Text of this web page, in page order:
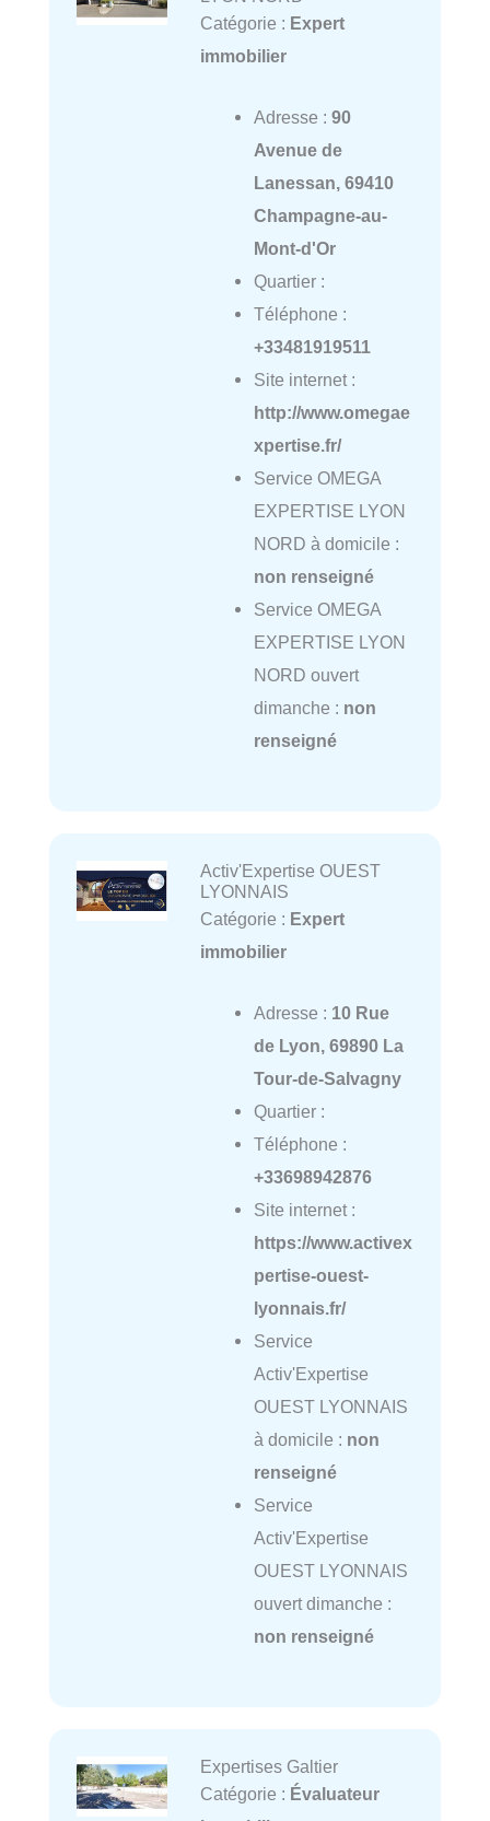
Catégorie : Expert
immobilier
Adresse : 90
Avenue de
Lanessan, 69410
Champagne-au-
Mont-d'Or
Quartier :
Téléphone :
+33481919511
Site internet :
http://www.omegae
xpertise.fr/
Service OMEGA
EXPERTISE LYON
NORD à domicile :
non renseigné
Service OMEGA
EXPERTISE LYON
NORD ouvert
dimanche : non
renseigné
Activ'Expertise OUEST
LYONNAIS
Catégorie : Expert
immobilier
Adresse : 10 Rue
de Lyon, 69890 La
Tour-de-Salvagny
Quartier :
Téléphone :
+33698942876
Site internet :
https://www.activex
pertise-ouest-
lyonnais.fr/
Service
Activ'Expertise
OUEST LYONNAIS
à domicile : non
renseigné
Service
Activ'Expertise
OUEST LYONNAIS
ouvert dimanche :
non renseigné
Expertises Galtier
Catégorie : Évaluateur